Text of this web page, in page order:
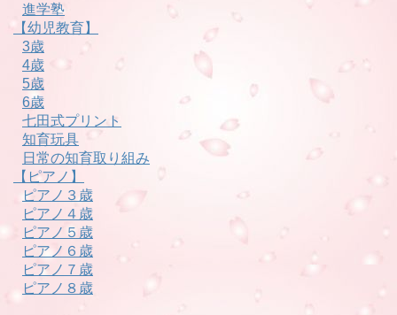
進学塾
【幼児教育】
3歳
4歳
5歳
6歳
七田式プリント
知育玩具
日常の知育取り組み
【ピアノ】
ピアノ３歳
ピアノ４歳
ピアノ５歳
ピアノ６歳
ピアノ７歳
ピアノ８歳